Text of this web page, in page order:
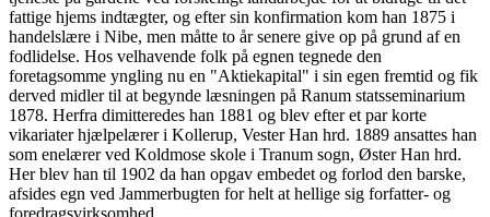
fattige hjems indtægter, og efter sin konfirmation kom han 1875 i
handelslære i Nibe, men måtte to år senere give op på grund af en
fodlidelse. Hos velhavende folk på egnen tegnede den
foretagsomme yngling nu en "Aktiekapital" i sin egen fremtid og fik
derved midler til at begynde læsningen på Ranum statsseminarium
1878. Herfra dimitteredes han 1881 og blev efter et par korte
vikariater hjælpelærer i Kollerup, Vester Han hrd. 1889 ansattes han
som enelærer ved Koldmose skole i Tranum sogn, Øster Han hrd.
Her blev han til 1902 da han opgav embedet og forlod den barske,
afsides egn ved Jammerbugten for helt at hellige sig forfatter- og